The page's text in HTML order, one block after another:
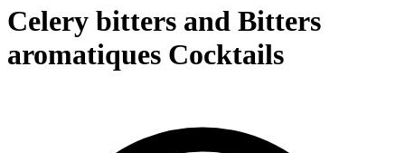
Celery bitters and Bitters
aromatiques Cocktails